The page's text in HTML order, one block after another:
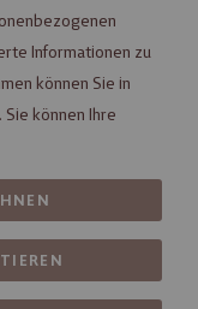
Marc de
60 g
Informationen zu
können Sie in
Sie können Ihre